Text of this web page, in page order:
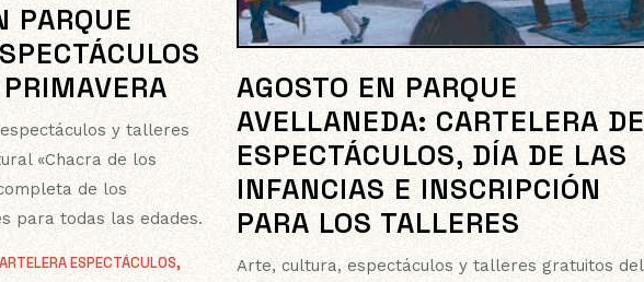
PARQUE
ESPECTÁCULOS,
y talleres
«Chacra de los
de los
para todas las edades.
AGOSTO EN PARQUE
AVELLANEDA: CARTELERA DE
ESPECTÁCULOS, DÍA DE LAS
INFANCIAS E INSCRIPCIÓN
PARA LOS TALLERES
Arte, cultura, espectáculos y talleres gratuitos del